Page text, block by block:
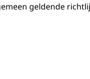
geldende